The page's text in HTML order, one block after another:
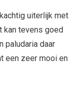
uiterlijk met
kan tevens goed
paludaria daar
een zeer mooi en